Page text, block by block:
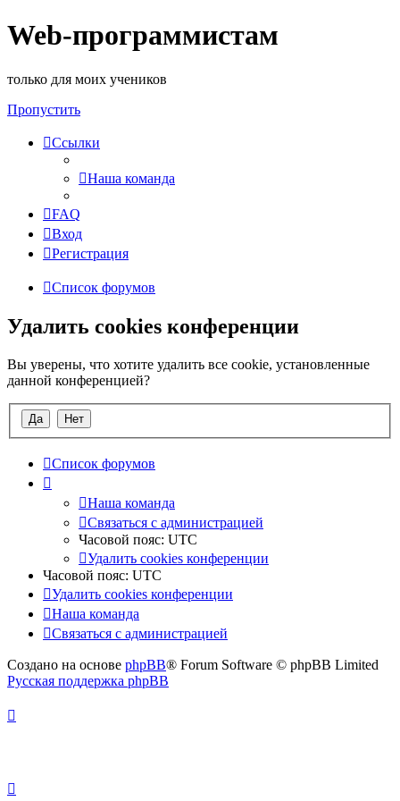
Web-программистам
только для моих учеников
Пропустить
Ссылки
Наша команда
FAQ
Вход
Регистрация
Список форумов
Удалить cookies конференции
Вы уверены, что хотите удалить все cookie, установленные
данной конференцией?
Список форумов
Наша команда
Связаться с администрацией
Часовой пояс: UTC
Удалить cookies конференции
Часовой пояс: UTC
Удалить cookies конференции
Наша команда
Связаться с администрацией
Создано на основе phpBB® Forum Software © phpBB Limited
Русская поддержка phpBB